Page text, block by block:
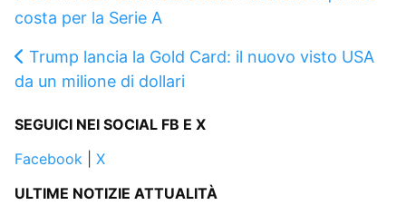
costa per la Serie A
Trump lancia la Gold Card: il nuovo visto USA
da un milione di dollari
SEGUICI NEI SOCIAL FB E X
Facebook
X
ULTIME NOTIZIE ATTUALITÀ